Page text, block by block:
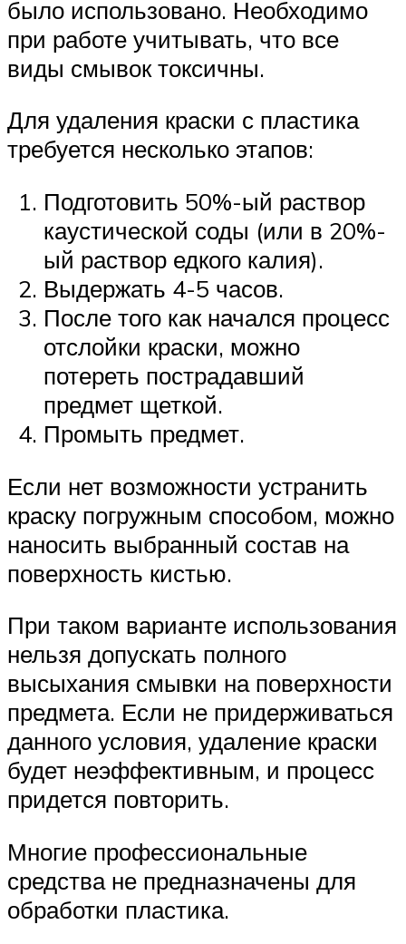
было использовано. Необходимо
при работе учитывать, что все
виды смывок токсичны.
Для удаления краски с пластика
требуется несколько этапов:
Подготовить 50%-ый раствор
каустической соды (или в 20%-
ый раствор едкого калия).
Выдержать 4-5 часов.
После того как начался процесс
отслойки краски, можно
потереть пострадавший
предмет щеткой.
Промыть предмет.
Если нет возможности устранить
краску погружным способом, можно
наносить выбранный состав на
поверхность кистью.
При таком варианте использования
нельзя допускать полного
высыхания смывки на поверхности
предмета. Если не придерживаться
данного условия, удаление краски
будет неэффективным, и процесс
придется повторить.
Многие профессиональные
средства не предназначены для
обработки пластика.